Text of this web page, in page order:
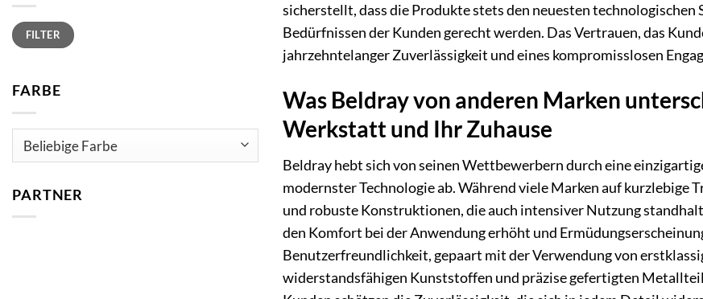
Min.
Preis
Max.
PreisFILTER
FARBE
PARTNER
sicherstellt, dass die Produkte stets den neuesten
Bedürfnissen der Kunden gerecht werden. Das Vertrauen, das
jahrzehntelanger Zuverlässigkeit und eines kompromisslosen
Was Beldray von anderen Marken
Werkstatt und Ihr Zuhause
Beldray hebt sich von seinen Wettbewerbern durch eine
modernster Technologie ab. Während viele Marken auf kurzlebige
und robuste Konstruktionen, die auch intensiver Nutzung
den Komfort bei der Anwendung erhöht und
Benutzerfreundlichkeit, gepaart mit der Verwendung von
widerstandsfähigen Kunststoffen und präzise gefertigten